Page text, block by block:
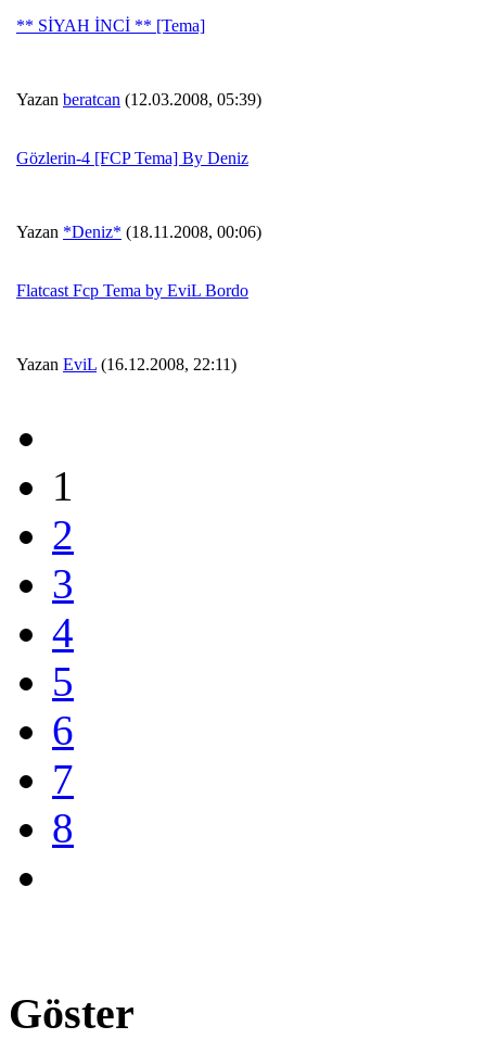
** SİYAH İNCİ ** [Tema]
Yazan beratcan (12.03.2008, 05:39)
Gözlerin-4 [FCP Tema] By Deniz
Yazan *Deniz* (18.11.2008, 00:06)
Flatcast Fcp Tema by EviL Bordo
Yazan EviL (16.12.2008, 22:11)
1
2
3
4
5
6
7
8
Göster